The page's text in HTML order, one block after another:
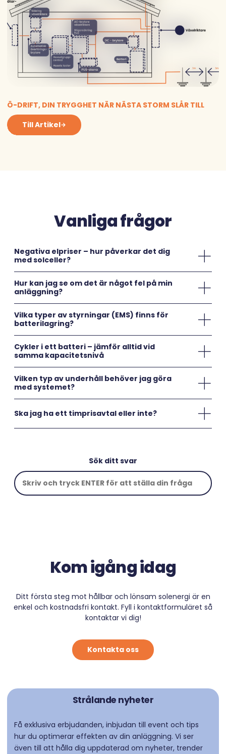
Ö-DRIFT, DIN TRYGGHET NÄR NÄSTA STORM SLÅR TILL
Till Artikel
Vanliga frågor
Negativa elpriser – hur påverkar det dig
med solceller?
Hur kan jag se om det är något fel på min
anläggning?
Vilka typer av styrningar (EMS) finns för
batterilagring?
Cykler i ett batteri – jämför alltid vid
samma kapacitetsnivå
Vilken typ av underhåll behöver jag göra
med systemet?
Ska jag ha ett timprisavtal eller inte?
Sök ditt svar
Kom igång idag
Ditt första steg mot hållbar och lönsam solenergi är en
enkel och kostnadsfri kontakt. Fyll i kontaktformuläret så
kontaktar vi dig!
Kontakta oss
Strålande nyheter
Få exklusiva erbjudanden, inbjudan till event och tips
hur du optimerar effekten av din anläggning. Vi ser
även till att hålla dig uppdaterad om nyheter, trender